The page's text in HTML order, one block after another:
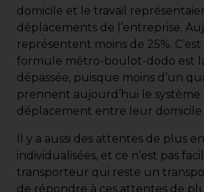
domicile et le travail
déplacements de l’entreprise.
représentent moins de 25%.
formule métro-boulot-dodo est
dépassée, puisque moins d’un
prennent aujourd’hui le système
déplacement entre leur domicile
Il y a aussi des attentes de plus
individualisées, et ce n’est pas
transporteur qui reste un
de répondre à ces attentes de